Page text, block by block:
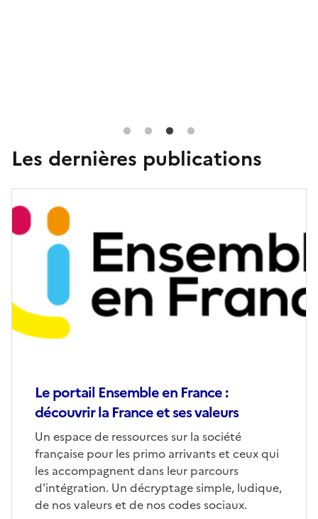
Les dernières publications
Le portail Ensemble en France :
découvrir la France et ses valeurs
Un espace de ressources sur la société
française pour les primo arrivants et ceux qui
les accompagnent dans leur parcours
d'intégration. Un décryptage simple, ludique,
de nos valeurs et de nos codes sociaux.